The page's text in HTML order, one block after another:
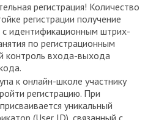
регистрация! Количество
регистрации получение
идентификационным штрих-
по регистрационным
контроль входа-выхода
к онлайн-школе участнику
регистрацию. При
уникальный